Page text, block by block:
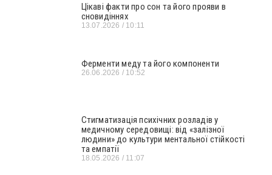
Цікаві факти про сон та його прояви в
сновидіннях
13.07.2026 10:11
Ферменти меду та його компоненти
26.06.2026 10:52
Стигматизація психічних розладів у
медичному середовищі: від «залізної
людини» до культури ментальної стійкості
та емпатії
18.05.2026 11:07